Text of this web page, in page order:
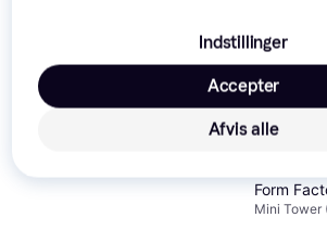
Form
Mini Tower
Indstillinger
Afvis alle
Accepter